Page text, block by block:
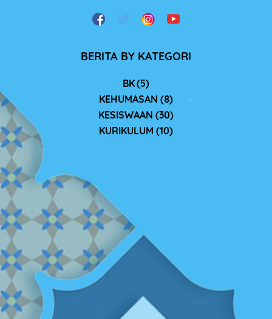
BERITA BY KATEGORI
BK (5)
KEHUMASAN (8)
KESISWAAN (30)
KURIKULUM (10)